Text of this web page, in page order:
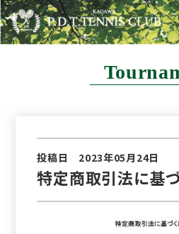
投稿日 2023年05月24日
特定商取引法に基